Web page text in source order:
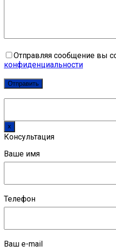
Отправляя сообщение вы
конфиденциальности
x
Консультация
Ваше имя
Телефон
Ваш e-mail